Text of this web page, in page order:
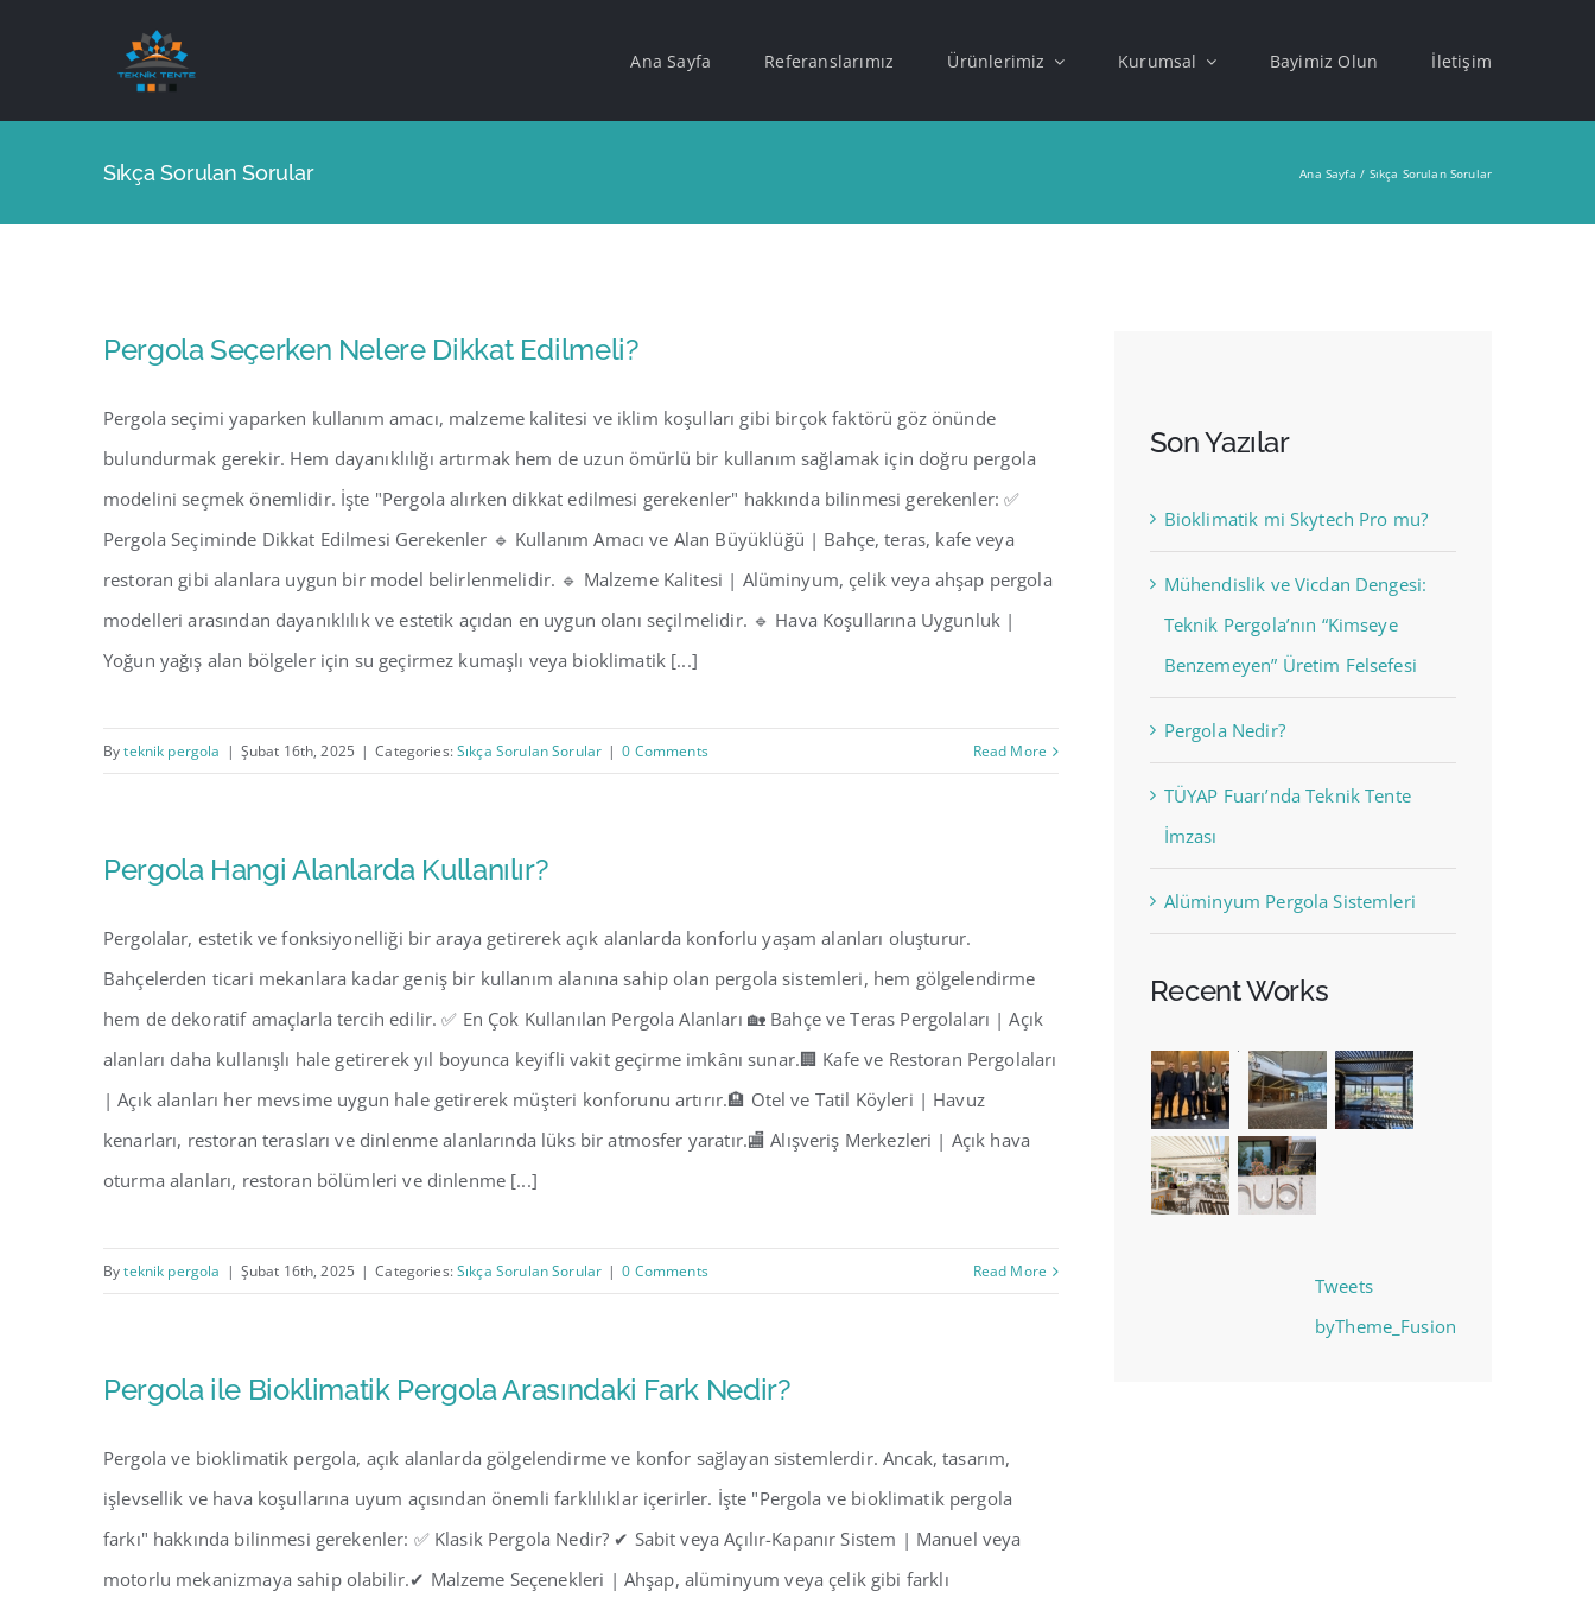
Ana Sayfa Referanslarımız Ürünlerimiz Kurumsal Bayimiz Olun İletişim
Sıkça Sorulan Sorular Ana Sayfa Sıkça Sorulan Sorular
Pergola Seçerken Nelere Dikkat Edilmeli?
Pergola seçimi yaparken kullanım amacı, malzeme kalitesi ve iklim koşulları gibi birçok faktörü göz önünde
bulundurmak gerekir. Hem dayanıklılığı artırmak hem de uzun ömürlü bir kullanım sağlamak için doğru pergola
modelini seçmek önemlidir. İşte "Pergola alırken dikkat edilmesi gerekenler" hakkında bilinmesi gerekenler: ✅
Pergola Seçiminde Dikkat Edilmesi Gerekenler 🔹 Kullanım Amacı ve Alan Büyüklüğü | Bahçe, teras, kafe veya
restoran gibi alanlara uygun bir model belirlenmelidir. 🔹 Malzeme Kalitesi | Alüminyum, çelik veya ahşap pergola
modelleri arasından dayanıklılık ve estetik açıdan en uygun olanı seçilmelidir. 🔹 Hava Koşullarına Uygunluk |
Yoğun yağış alan bölgeler için su geçirmez kumaşlı veya bioklimatik [...]
Byteknik pergola | Şubat 16th, 2025 | Categories:Sıkça Sorulan Sorular | 0 Comments Read More
Pergola Hangi Alanlarda Kullanılır?
Pergolalar, estetik ve fonksiyonelliği bir araya getirerek açık alanlarda konforlu yaşam alanları oluşturur.
Bahçelerden ticari mekanlara kadar geniş bir kullanım alanına sahip olan pergola sistemleri, hem gölgelendirme
hem de dekoratif amaçlarla tercih edilir. ✅ En Çok Kullanılan Pergola Alanları 🏡 Bahçe ve Teras Pergolaları | Açık
alanları daha kullanışlı hale getirerek yıl boyunca keyifli vakit geçirme imkânı sunar.🏢 Kafe ve Restoran Pergolaları
| Açık alanları her mevsime uygun hale getirerek müşteri konforunu artırır.🏨 Otel ve Tatil Köyleri | Havuz
kenarları, restoran terasları ve dinlenme alanlarında lüks bir atmosfer yaratır.🏬 Alışveriş Merkezleri | Açık hava
oturma alanları, restoran bölümleri ve dinlenme [...]
Byteknik pergola | Şubat 16th, 2025 | Categories:Sıkça Sorulan Sorular | 0 Comments Read More
Pergola ile Bioklimatik Pergola Arasındaki Fark Nedir?
Pergola ve bioklimatik pergola, açık alanlarda gölgelendirme ve konfor sağlayan sistemlerdir. Ancak, tasarım,
işlevsellik ve hava koşullarına uyum açısından önemli farklılıklar içerirler. İşte "Pergola ve bioklimatik pergola
farkı" hakkında bilinmesi gerekenler: ✅ Klasik Pergola Nedir? ✔ Sabit veya Açılır-Kapanır Sistem | Manuel veya
motorlu mekanizmaya sahip olabilir.✔ Malzeme Seçenekleri | Ahşap, alüminyum veya çelik gibi farklı
Son Yazılar
Bioklimatik mi Skytech Pro mu?
Mühendislik ve Vicdan Dengesi:
Teknik Pergola’nın “Kimseye
Benzemeyen” Üretim Felsefesi
Pergola Nedir?
TÜYAP Fuarı’nda Teknik Tente
İmzası
Alüminyum Pergola Sistemleri
Recent Works
Tweets
byTheme_Fusion